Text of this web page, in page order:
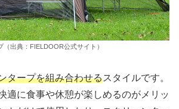
出典：FIELDOOR公式サイト）
タープを組み合わせるスタイルです。
適に食事や休憩が楽しめるのがメリッ